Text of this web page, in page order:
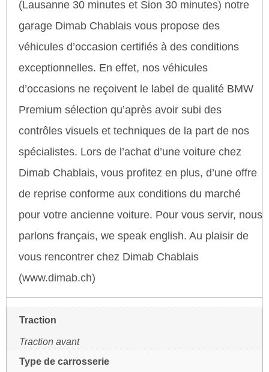
(Lausanne 30 minutes et Sion 30 minutes) notre
garage Dimab Chablais vous propose des
véhicules d’occasion certifiés à des conditions
exceptionnelles. En effet, nos véhicules
d’occasions ne reçoivent le label de qualité BMW
Premium sélection qu’après avoir subi des
contrôles visuels et techniques de la part de nos
spécialistes. Lors de l’achat d’une voiture chez
Dimab Chablais, vous profitez en plus, d’une offre
de reprise conforme aux conditions du marché
pour votre ancienne voiture. Pour vous servir, nous
parlons français, we speak english. Au plaisir de
vous rencontrer chez Dimab Chablais
(www.dimab.ch)
Traction
Traction avant
Type de carrosserie